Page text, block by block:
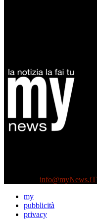
info@myNews.iT
my
pubblicità
privacy